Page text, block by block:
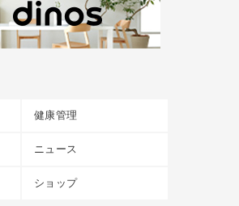
健康管理
ニュース
ショップ